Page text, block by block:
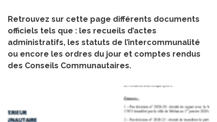
Retrouvez sur cette page différents documents
officiels tels que : les recueils d’actes
administratifs, les statuts de l’intercommunalité
ou encore les ordres du jour et comptes rendus
des Conseils Communautaires.